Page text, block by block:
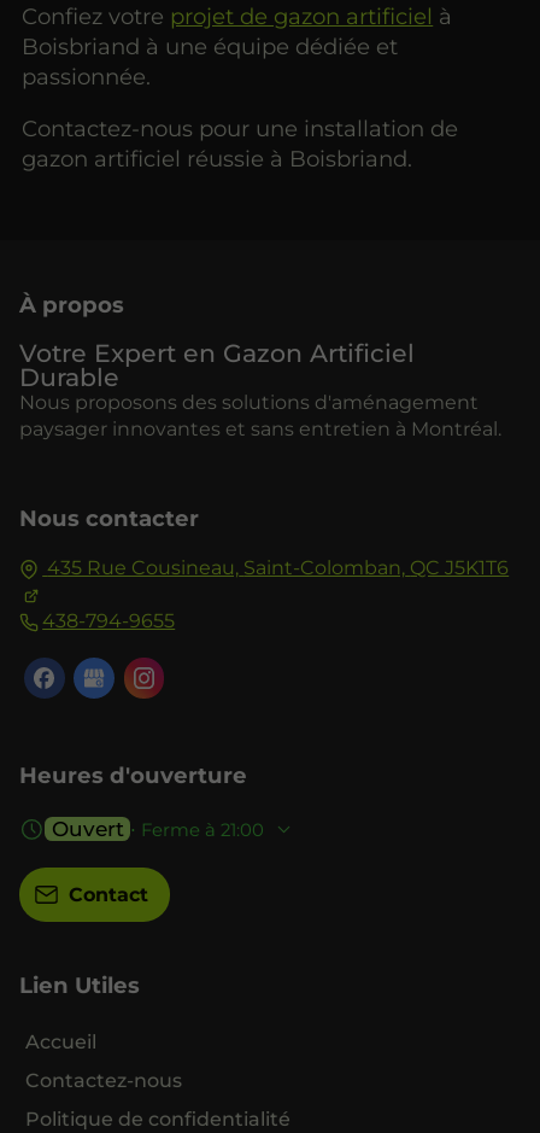
Confiez votre projet de gazon artificiel à
Boisbriand à une équipe dédiée et
passionnée.
Contactez-nous pour une installation de
gazon artificiel réussie à Boisbriand.
À propos
Votre Expert en Gazon Artificiel
Durable
Nous proposons des solutions d'aménagement
paysager innovantes et sans entretien à Montréal.
Nous contacter
435 Rue Cousineau, Saint-Colomban, QC J5K1T6
438-794-9655
Heures d'ouverture
Ouvert ⋅ Ferme à 21:00
Contact
Lien Utiles
Accueil
Contactez-nous
Politique de confidentialité